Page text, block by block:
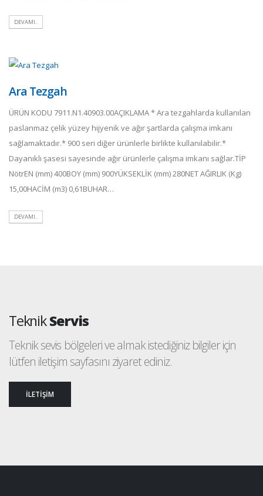
DEVAMI..
Ara Tezgah
ÜRÜN KODU 7911.N1.40903.00AÇIKLAMA * Ara tezgahlarda kullanılan
paslanmaz çelik yüzey hijyenik ve ağır şartlarda çalışma imkanı
sağlamaktadır.* 900 seri diğer ürünlerle birlikte kullanılabilir.*
Dayanıklı şasesi sayesinde ağır ürünlerle çalışma imkanı sağlar.TİP
NötrEN (mm) 400BOY (mm) 900YÜKSEKLİK (mm) 280NET AĞIRLIK (Kg)
15,00HACİM (m3) 0,61BUHAR…
DEVAMI..
TeknikServis
Teknik sevis bölgeleri ve almak istediğiniz bilgiler için
lütfen iletişim sayfasını ziyaret ediniz.
İLETİŞİM